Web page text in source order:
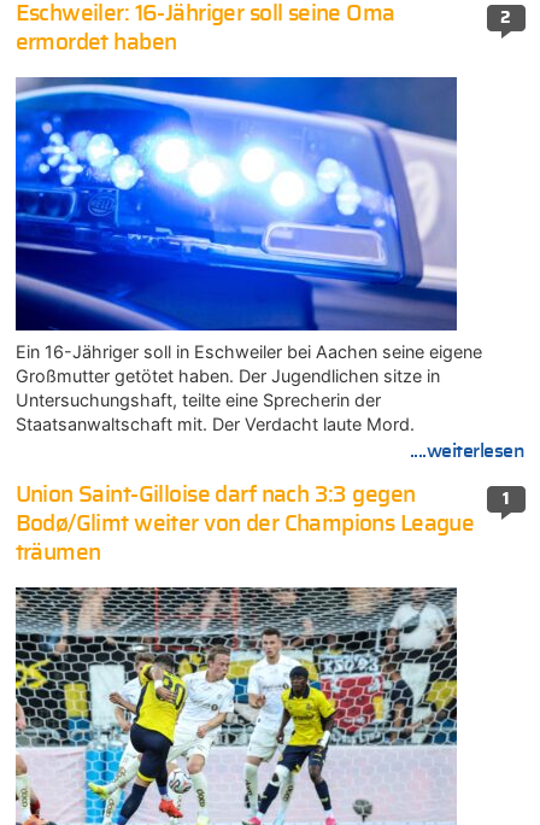
2
Eschweiler: 16-Jähriger soll seine Oma
ermordet haben
Ein 16-Jähriger soll in Eschweiler bei Aachen seine eigene
Großmutter getötet haben. Der Jugendlichen sitze in
Untersuchungshaft, teilte eine Sprecherin der
Staatsanwaltschaft mit. Der Verdacht laute Mord.
....weiterlesen
1
Union Saint-Gilloise darf nach 3:3 gegen
Bodø/Glimt weiter von der Champions League
träumen